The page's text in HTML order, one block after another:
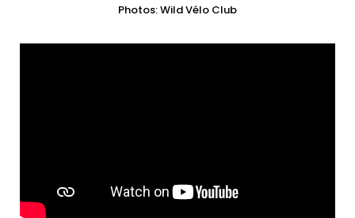
Photos: Wild Vélo Club